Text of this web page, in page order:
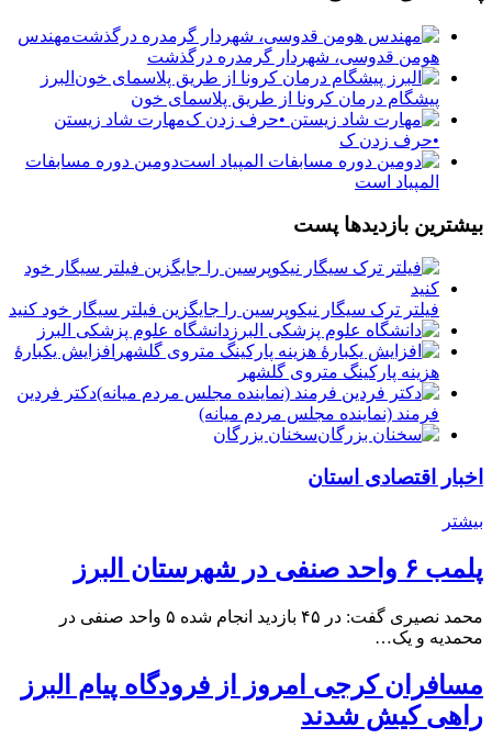
مهندس
هومن قدوسی، شهردار گرمدره درگذشت
البرز
پیشگام درمان کرونا از طریق پلاسمای خون
مهارت شاد زیستن
•حرف زدن ک
دومین دوره مسابفات
المپیاد است
بیشترین بازدیدها پست
فیلتر ترک سیگار نیکوپرسین را جایگزین فیلتر سیگار خود کنید
دانشگاه علوم پزشکی البرز
افزایش یکبارۀ
هزینه پارکینگ متروی گلشهر
دكتر فردين
فرمند (نماينده مجلس مردم میانه)
سخنان بزرگان
اخبار اقتصادی استان
بیشتر
پلمب ۶ واحد صنفی در شهرستان البرز
محمد نصیری گفت: در ۴۵ بازدید انجام شده ۵ واحد صنفی در
محمدیه و یک…
مسافران کرجی امروز از فرودگاه پیام البرز
راهی کیش شدند